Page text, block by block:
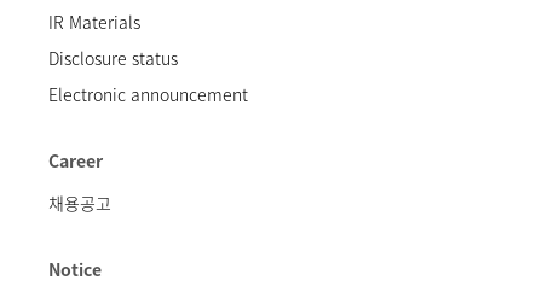
IR Materials
Disclosure status
Electronic announcement
Career
채용공고
Notice